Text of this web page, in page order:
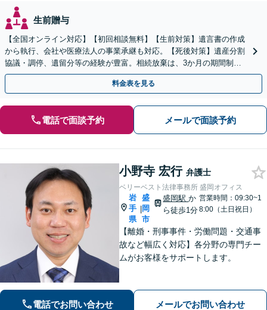
生前贈与
【全国オンライン対応】【初回相談無料】【生前対策】遺言書の作成
から執行、会社や医療法人の事業承継も対応。【死後対策】遺産分割
協議・調停、遺留分等の経験が豊富。相続放棄は、3か月の期間制限
があるため、お早めにご相談ください。【無料駐車場あり】
料金表を見る
電話で面談予約 メールで面談予約
小野寺 宏行 弁護士
ベリーベスト法律事務所 盛岡オフィス
岩
手
県
|
盛
岡
市
盛岡駅か
ら徒歩1分
営業時間：09:30~1
8:00（土日祝日）
【離婚・刑事事件・労働問題・交通事
故など幅広く対応】各分野の専門チー
ムがお客様をサポートします。
電話でお問い合わせ メールでお問い合わせ